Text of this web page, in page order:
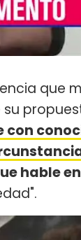
que
con
hable